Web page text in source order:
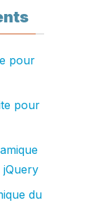
pour
pour
du